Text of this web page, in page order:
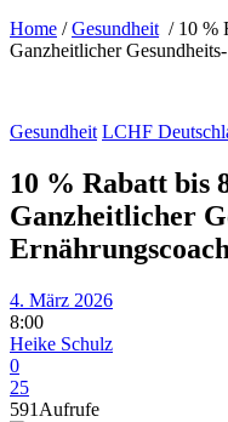
Home /Gesundheit / 10 %
Ganzheitlicher
Gesundheit LCHF
10 % Rabatt bis
Ganzheitlicher
Ernährungscoach
4. März 2026
8:00
Heike Schulz
0
25
591 Aufrufe